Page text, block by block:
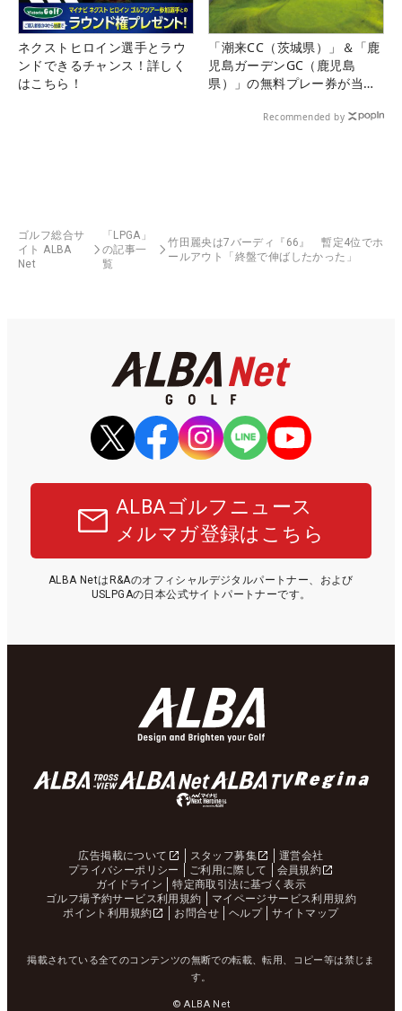
ネクストヒロイン選手とラウ
ンドできるチャンス！詳しく
はこちら！
「潮来CC（茨城県）」＆「鹿
児島ガーデンGC（鹿児島
県）」の無料プレー券が当た
Recommended by
ゴルフ総合サ
イト ALBA
Net
「LPGA」
の記事一
覧
竹田麗央は7バーディ『66』 暫定4位でホ
ールアウト「終盤で伸ばしたかった」
ALBAゴルフニュース
メルマガ登録はこちら
ALBA NetはR&Aのオフィシャルデジタルパートナー、および
USLPGAの日本公式サイトパートナーです。
広告掲載について スタッフ募集
運営会社
プライバシーポリシー
ご利用に際して
会員規約
ガイドライン
特定商取引法に基づく表示
ゴルフ場予約サービス利用規約
マイページサービス利用規約
ポイント利用規約
お問合せ ヘルプ サイトマップ
掲載されている全てのコンテンツの無断での転載、転用、コピー等は禁じま
す。
© ALBA Net